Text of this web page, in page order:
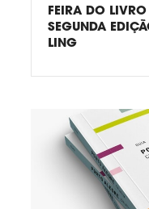
FEIRA DO
SEGUNDA
LING